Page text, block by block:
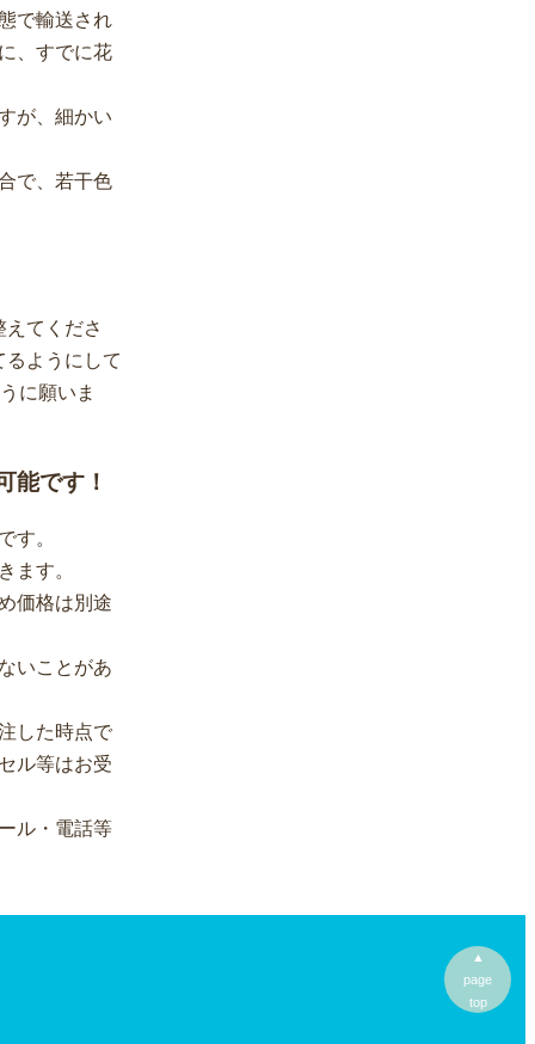
で輸送され
、すでに花
が、細かい
で、若干色
てくださ
ようにして
に願いま
能です！
す。
ます。
価格は別途
いことがあ
した時点で
ル等はお受
ル・電話等
▲
page
top